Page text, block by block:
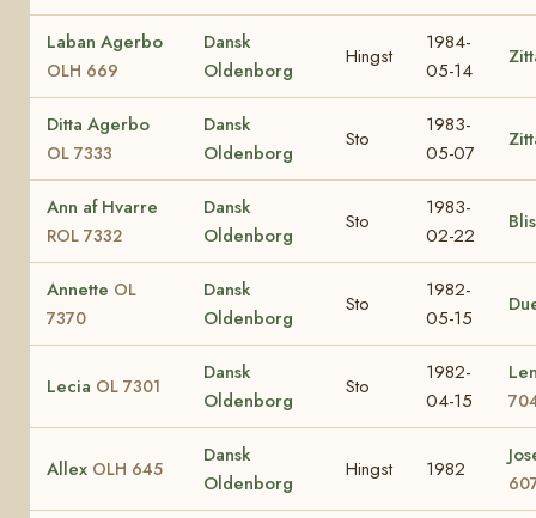
Laban Agerbo
OLH 669
Dansk
Oldenborg
Hingst
1984-
05-14
Ditta Agerbo
OL 7333
Dansk
Oldenborg
Sto
1983-
05-07
Ann af Hvarre
ROL 7332
Dansk
Oldenborg
Sto
1983-
02-22
Annette OL
7370
Dansk
Oldenborg
Sto
1982-
05-15
Lecia OL 7301
Dansk
Oldenborg
Sto
1982-
04-15
Allex OLH 645
Dansk
Oldenborg
Hingst 1982